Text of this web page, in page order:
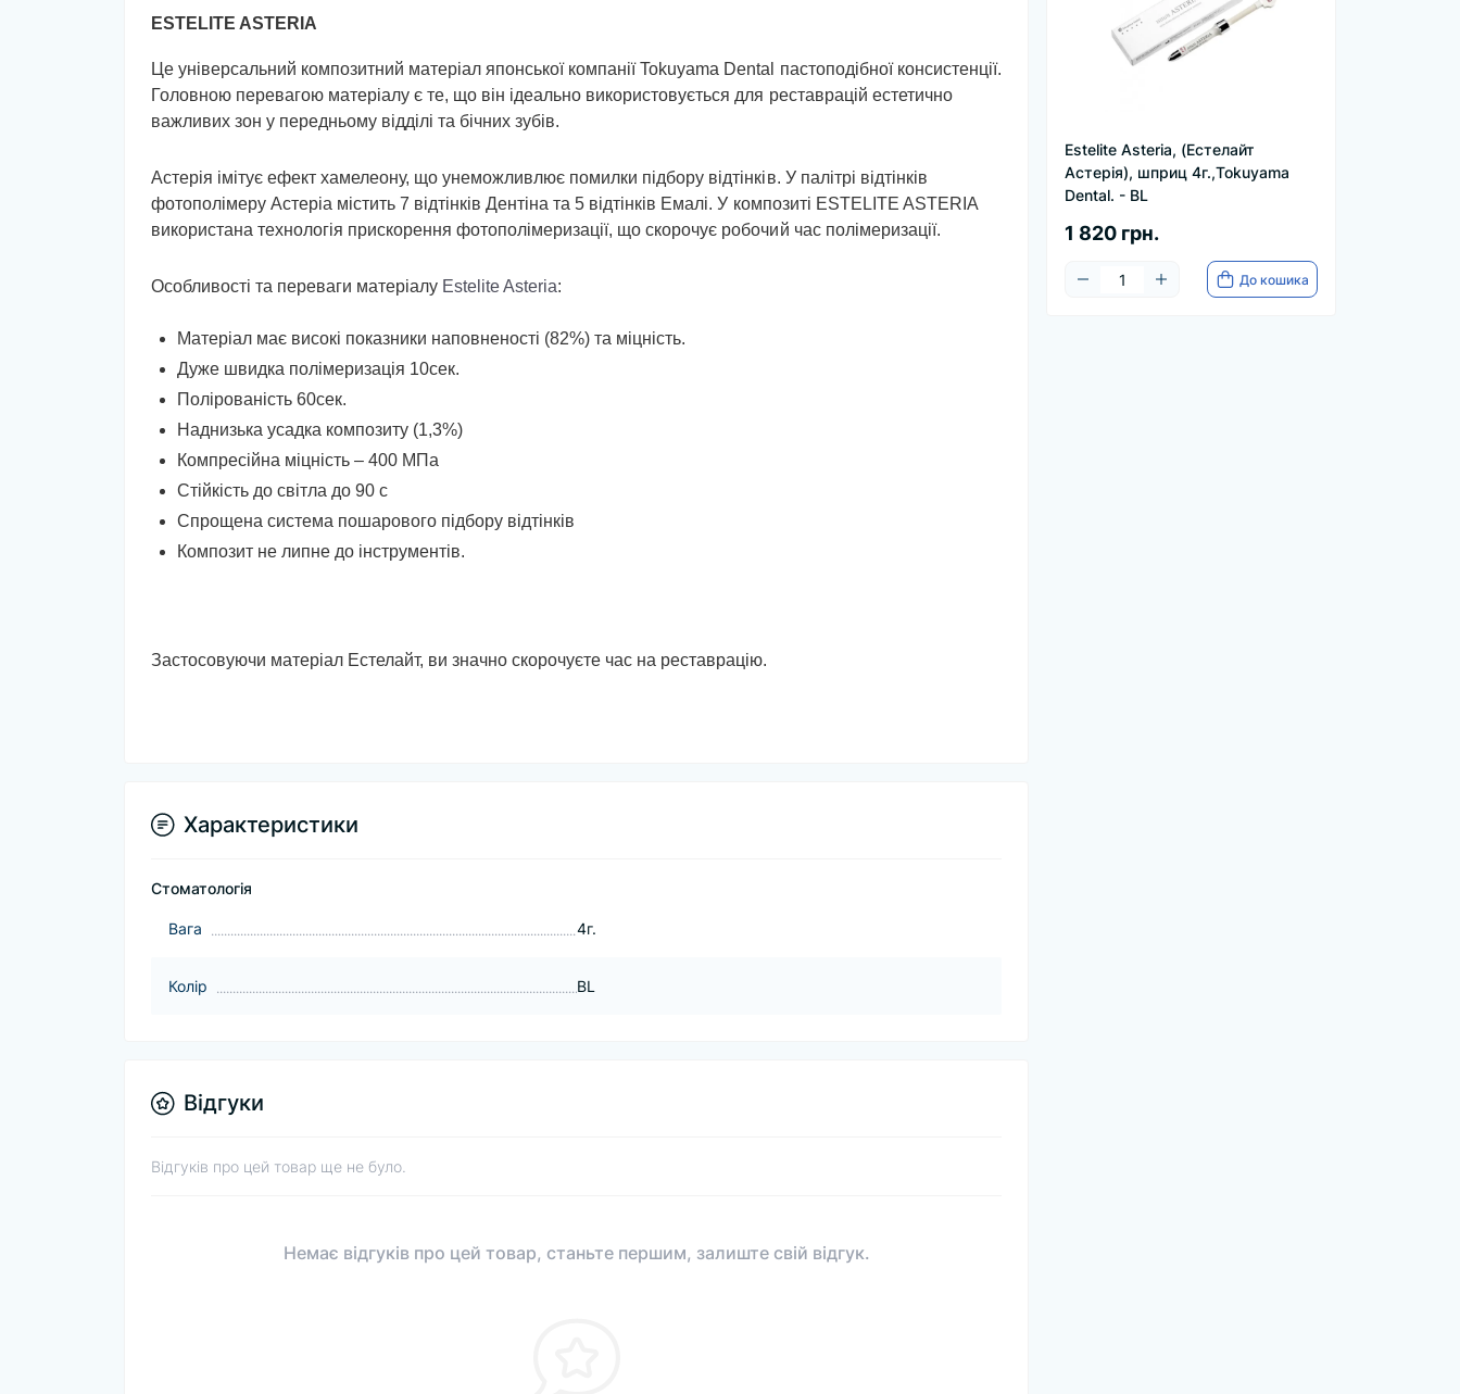
Estelite Asteria, (Естелайт
Астерія), шприц 4г.,Tokuyama
Dental. - BL
1 820 грн.
До кошика
ESTELITE ASTERIA
Це універсальний композитний матеріал японської компанії Tokuyama Dental пастоподібної консистенції.
Головною перевагою матеріалу є те, що він ідеально використовується для реставрацій естетично
важливих зон у передньому відділі та бічних зубів.
Астерія імітує ефект хамелеону, що унеможливлює помилки підбору відтінків. У палітрі відтінків
фотополімеру Астеріа містить 7 відтінків Дентіна та 5 відтінків Емалі. У композиті ESTELITE ASTERIA
використана технологія прискорення фотополімеризації, що скорочує робочий час полімеризації.
Особливості та переваги матеріалу Estelite Asteria:
Матеріал має високі показники наповненості (82%) та міцність.
Дуже швидка полімеризація 10сек.
Полірованість 60сек.
Наднизька усадка композиту (1,3%)
Компресійна міцність – 400 МПа
Стійкість до світла до 90 с
Спрощена система пошарового підбору відтінків
Композит не липне до інструментів.
Застосовуючи матеріал Естелайт, ви значно скорочуєте час на реставрацію.
Характеристики
Стоматологія
Baга 4г.
Колір BL
Відгуки
Відгуків про цей товар ще не було.
Немає відгуків про цей товар, станьте першим, залиште свій відгук.